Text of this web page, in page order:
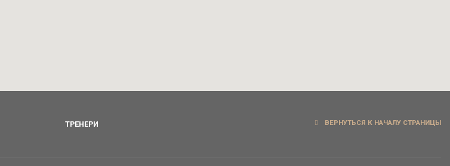
ТРЕНЕРИ ВЕРНУТЬСЯ К НАЧАЛУ СТРАНИЦЫ